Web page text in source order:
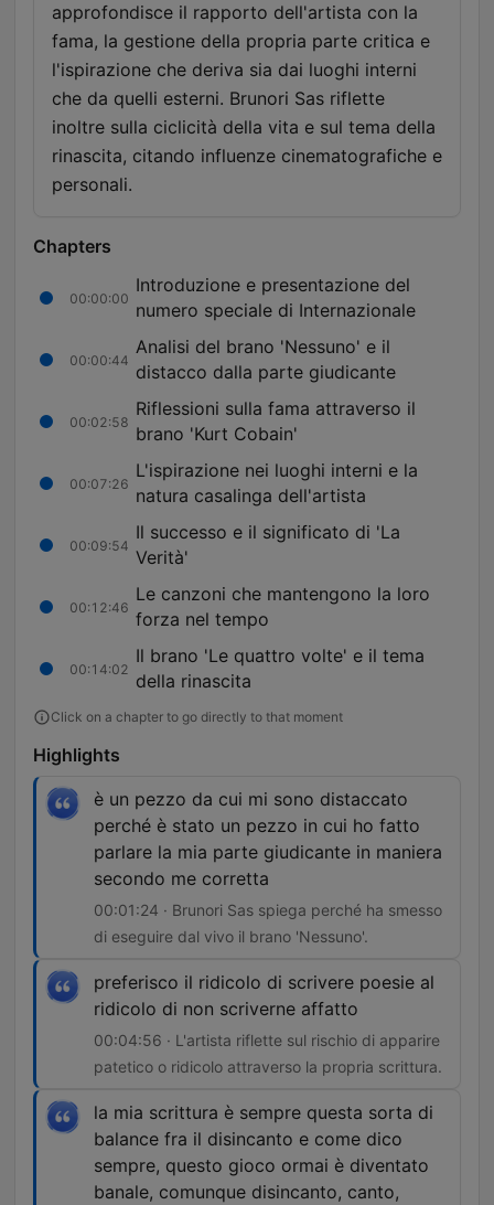
approfondisce il rapporto dell'artista con la
fama, la gestione della propria parte critica e
l'ispirazione che deriva sia dai luoghi interni
che da quelli esterni. Brunori Sas riflette
inoltre sulla ciclicità della vita e sul tema della
rinascita, citando influenze cinematografiche e
personali.
Chapters
00:00:00
Introduzione e presentazione del
numero speciale di Internazionale
00:00:44
Analisi del brano 'Nessuno' e il
distacco dalla parte giudicante
00:02:58
Riflessioni sulla fama attraverso il
brano 'Kurt Cobain'
00:07:26
L'ispirazione nei luoghi interni e la
natura casalinga dell'artista
00:09:54
Il successo e il significato di 'La
Verità'
00:12:46
Le canzoni che mantengono la loro
forza nel tempo
00:14:02
Il brano 'Le quattro volte' e il tema
della rinascita
Click on a chapter to go directly to that moment
Highlights
è un pezzo da cui mi sono distaccato
perché è stato un pezzo in cui ho fatto
parlare la mia parte giudicante in maniera
secondo me corretta
00:01:24 · Brunori Sas spiega perché ha smesso
di eseguire dal vivo il brano 'Nessuno'.
preferisco il ridicolo di scrivere poesie al
ridicolo di non scriverne affatto
00:04:56 · L'artista riflette sul rischio di apparire
patetico o ridicolo attraverso la propria scrittura.
la mia scrittura è sempre questa sorta di
balance fra il disincanto e come dico
sempre, questo gioco ormai è diventato
banale, comunque disincanto, canto,